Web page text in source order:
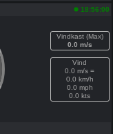
18:56:00
Vindkast (Max)
0.0 m/s
Vind
0.0 m/s =
0.0 km/h
0.0 mph
0.0 kts